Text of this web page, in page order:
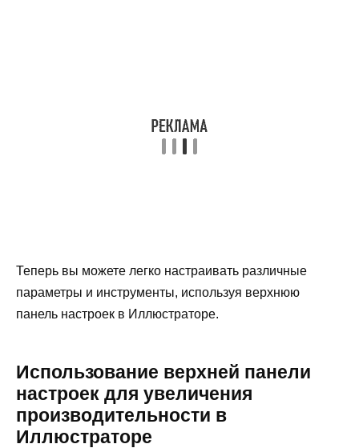
Теперь вы можете легко настраивать различные
параметры и инструменты, используя верхнюю
панель настроек в Иллюстраторе.
Использование верхней панели
настроек для увеличения
производительности в
Иллюстраторе